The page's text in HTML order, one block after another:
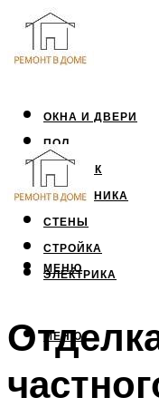
ОКНА И ДВЕРИ
ПОЛ
ПОТОЛОК
САНТЕХНИКА
СТЕНЫ
СТРОЙКА
ЭЛЕКТРИКА
МЕНЮ
МЕНЮ